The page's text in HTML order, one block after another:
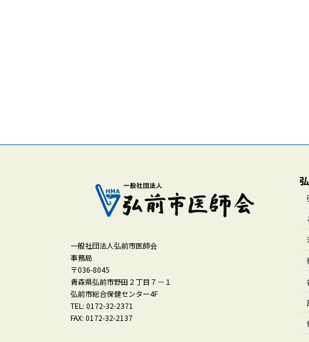
一般社団法人弘前市医師会
事務局
〒036-8045
青森県弘前市野田２丁目７－１
弘前市総合保健センター4F
TEL: 0172-32-2371
FAX: 0172-32-2137